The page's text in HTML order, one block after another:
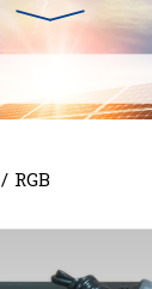
/ RGB